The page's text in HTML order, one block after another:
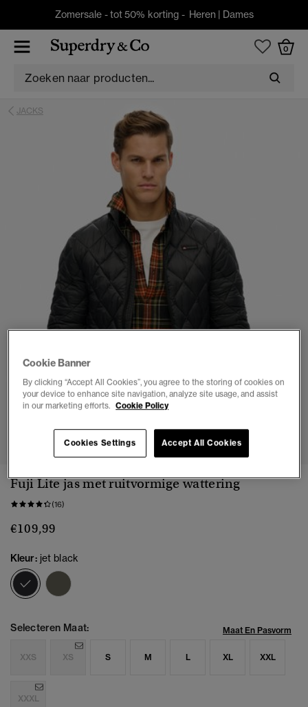
Zomersale - tot 50% korting - Heren | Dames
0
JACKS
1 2 3 4 5 6 7
Fuji Lite jas met ruitvormige wattering
(16)
€109,99
Kleur: jet black
geselecteerd
Selecteren Maat: Maat En Pasvorm
XXS XS S M L XL XXL
XXXL
Cookie Banner
By clicking “Accept All Cookies”, you agree to the storing of cookies on
your device to enhance site navigation, analyze site usage, and assist
in our marketing efforts. Cookie Policy
Cookies Settings Accept All Cookies